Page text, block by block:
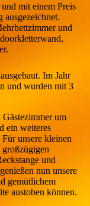
mit einem Preis
ausgezeichnet.
und
Im Jahr
und wurden mit 3
um
ein weiteres
unsere kleinen
und
nun unsere
gemütlichem
austoben können.